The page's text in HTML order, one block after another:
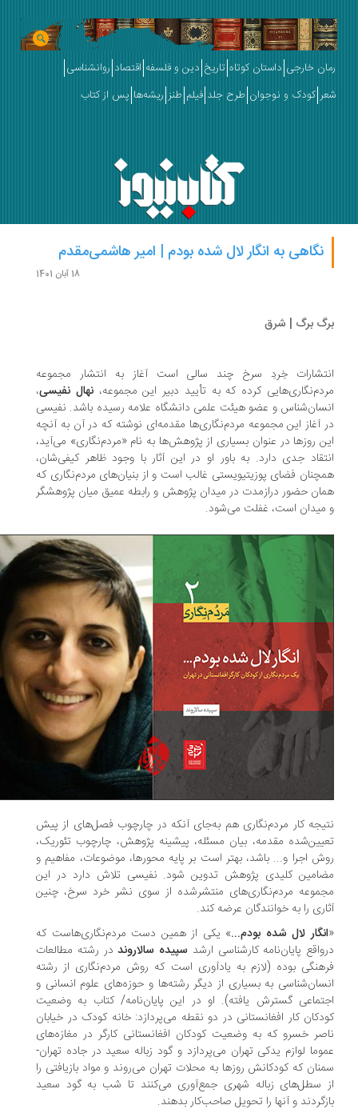
خارجی داستان کوتاه تاریخ دین و فلسفه اقتصاد روانشناسی
کودک و نوجوان طرح جلد فیلم طنز ریشه‌ها پس از کتاب
نگاهی به انگار لال شده بودم | امیر هاشمی‌مقدم
برگ | شرق
خِردِ سرخ چند سالی است آغاز به انتشار مجموعه
کرده که به تأیید دبیر این مجموعه،نهال نفیسی ،
و عضو هیئت علمی دانشگاه علامه رسیده باشد. نفیسی
آغاز این مجموعه مردم‌نگاری‌ها مقدمه‌ای نوشته که در آن به آنچه
روزها در عنوان بسیاری از پژوهش‌ها به نام «مردم‌نگاری» می‌آید،
جدی دارد. به باور او در این آثار با وجود ظاهر کیفی‌شان،
فضای پوزیتیویستی غالب است و از بنیان‌های مردم‌نگاری که
حضور درازمدت در میدان پژوهش و رابطه عمیق میان پژوهشگر
است، غفلت می‌شود.
کار مردم‌نگاری هم به‌جای آنکه در چارچوب فصل‌های از پیش
مقدمه، بیان مسئله، پیشینه پژوهش، چارچوب تئوریک،
اجرا و... باشد، بهتر است بر پایه محورها، موضوعات، مفاهیم و
کلیدی پژوهش تدوین شود. نفیسی تلاش دارد در این
مردم‌نگاری‌های منتشرشده از سوی نشر خرد سرخ، چنین
را به خوانندگان عرضه کند.
لال شده بودم... » یکی از همین دست مردم‌نگاری‌هاست که
پایان‌نامه کارشناسی ارشد سپیده سالارونددر رشته مطالعات
بوده (لازم به یادآوری است که روش مردم‌نگاری از رشته
به بسیاری از دیگر رشته‌ها و حوزه‌های علوم انسانی و
گسترش یافته). او در این پایان‌نامه/ کتاب به وضعیت
کار افغانستانی در دو نقطه می‌پردازد: خانه کودک در خیابان
خسرو که به وضعیت کودکان افغانستانی کارگر در مغازه‌های
لوازم یدکی تهران می‌پردازد و گود زباله سعید در جاده تهران-
که کودکانش روزها به محلات تهران می‌روند و مواد بازیافتی را
سطل‌های زباله شهری جمع‌آوری می‌کنند تا شب به گود سعید
و آنها را تحویل صاحب‌کار بدهند.